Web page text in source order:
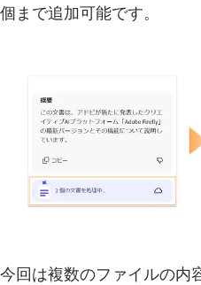
個まで追加可能です。
今回は複数のファイルの内